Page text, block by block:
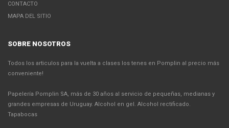
CONTACTO
MAPA DEL SITIO
SOBRE NOSOTROS
Todos los articulos para la vuelta a clases los tenes en Pomplin al precio más
conveniente!
Papelería Pomplin SA, más de 30 años al servicio de pequeñas, medianas y
grandes empresas de Uruguay. Alcohol en gel. Alcohol rectificado.
Tapabocas